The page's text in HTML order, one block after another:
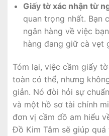
Giấy tờ xác nhận từ
quan trọng nhất. Bạn
ngân hàng về việc
hàng đang giữ cà vẹt
Tóm lại, việc cầm giấy
toàn có thể, nhưng
giản. Nó đòi hỏi sự
và một hồ sơ tài chính
đơn vị cầm đồ am hiểu
Đồ Kim Tâm sẽ giúp